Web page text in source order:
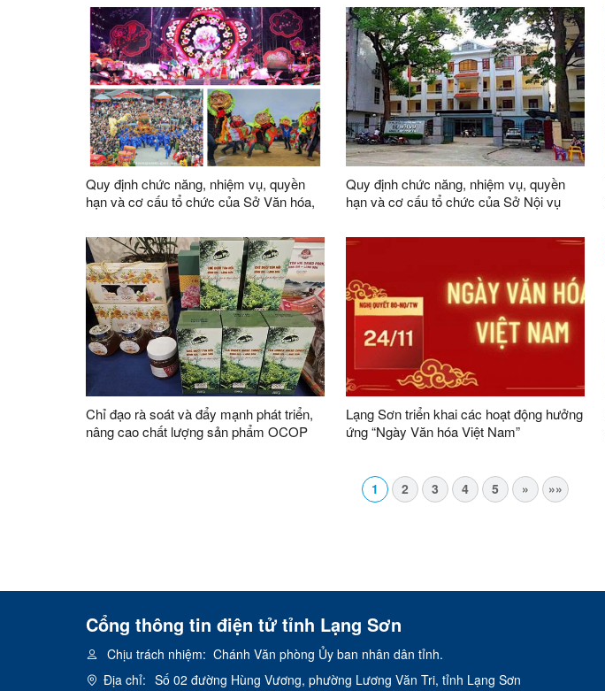
Quy định chức năng, nhiệm vụ, quyền
hạn và cơ cấu tổ chức của Sở Văn hóa,
Quy định chức năng, nhiệm vụ, quyền
hạn và cơ cấu tổ chức của Sở Nội vụ
Chỉ đạo rà soát và đẩy mạnh phát triển,
nâng cao chất lượng sản phẩm OCOP
Lạng Sơn triển khai các hoạt động hưởng
ứng “Ngày Văn hóa Việt Nam”
1 2 3 4 5 » »»
Cổng thông tin điện tử tỉnh Lạng Sơn
Chịu trách nhiệm: Chánh Văn phòng Ủy ban nhân dân tỉnh.
Địa chỉ: Số 02 đường Hùng Vương, phường Lương Văn Tri, tỉnh Lạng Sơn